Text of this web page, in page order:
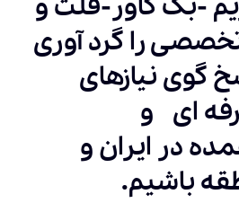
-بک کاور-فلت و
را گرد آوری
گوی نیازهای
ای و
در ایران و
باشیم.